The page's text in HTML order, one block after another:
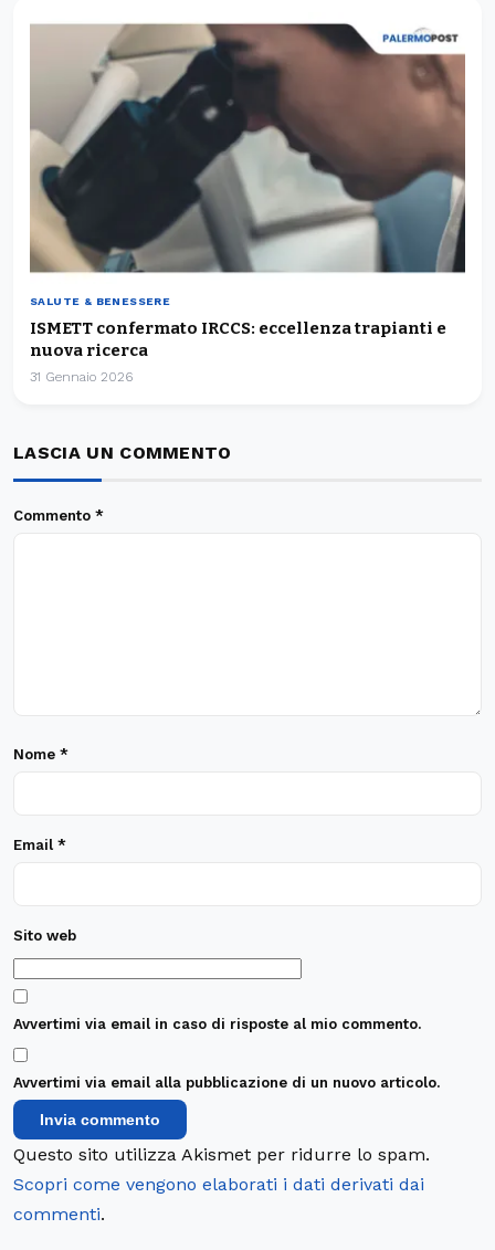
SALUTE & BENESSERE
ISMETT confermato IRCCS: eccellenza trapianti e
nuova ricerca
31 Gennaio 2026
Commento*
Questo sito utilizza Akismet per ridurre lo spam.
Scopri come vengono elaborati i dati derivati dai
commenti
I PIÙ LETTI